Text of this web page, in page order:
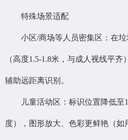
特殊场景适配
小区/商场等人员密集区：在垃
（高度1.5-1.8米，与成人视线平齐
辅助远距离识别。
儿童活动区：标识位置降低至
度），图形放大、色彩更鲜艳（